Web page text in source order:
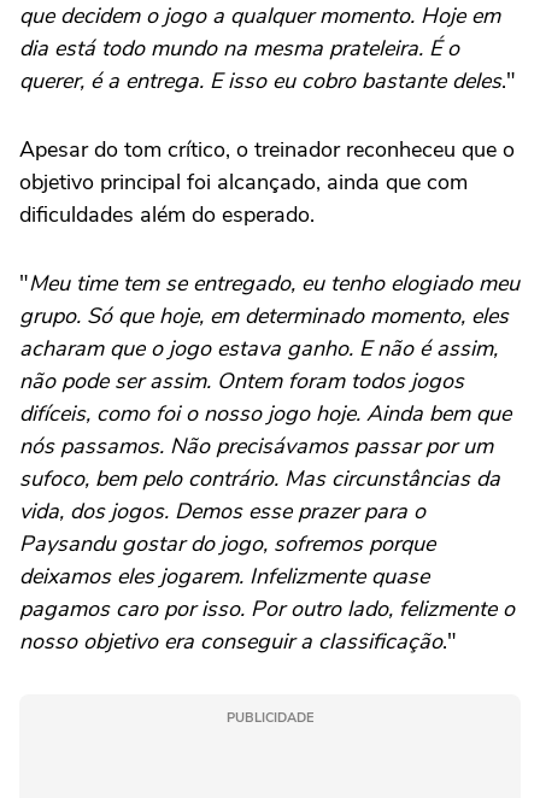
que decidem o jogo a qualquer momento. Hoje em
dia está todo mundo na mesma prateleira. É o
querer, é a entrega. E isso eu cobro bastante deles."
Apesar do tom crítico, o treinador reconheceu que o
objetivo principal foi alcançado, ainda que com
dificuldades além do esperado.
"Meu time tem se entregado, eu tenho elogiado meu
grupo. Só que hoje, em determinado momento, eles
acharam que o jogo estava ganho. E não é assim,
não pode ser assim. Ontem foram todos jogos
difíceis, como foi o nosso jogo hoje. Ainda bem que
nós passamos. Não precisávamos passar por um
sufoco, bem pelo contrário. Mas circunstâncias da
vida, dos jogos. Demos esse prazer para o
Paysandu gostar do jogo, sofremos porque
deixamos eles jogarem. Infelizmente quase
pagamos caro por isso. Por outro lado, felizmente o
nosso objetivo era conseguir a classificação."
PUBLICIDADE